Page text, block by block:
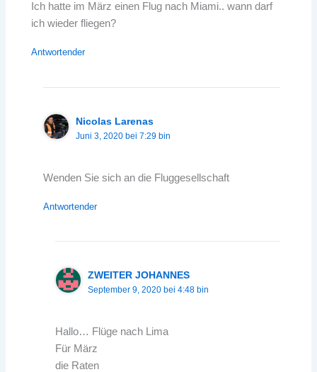
Ich hatte im März einen Flug nach Miami.. wann darf
ich wieder fliegen?
Antwortender
Nicolas Larenas
Juni 3, 2020 bei 7:29 bin
Wenden Sie sich an die Fluggesellschaft
Antwortender
ZWEITER JOHANNES
September 9, 2020 bei 4:48 bin
Hallo… Flüge nach Lima
Für März
die Raten